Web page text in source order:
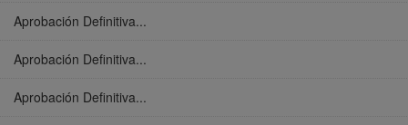
Aprobación Definitiva...
Aprobación Definitiva...
Aprobación Definitiva...